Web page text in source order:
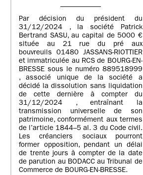
Par décision du président du
31/12/2024 , la société Patrick
Bertrand SASU, au capital de 5000 €
située au 21 rue du pré aux
bouvreuils 01480 JASSANS-RIOTTIER
et immatriculée au RCS de BOURG-EN-
BRESSE sous le numéro 889518999
, associé unique de la société a
décidé la dissolution sans liquidation
de cette dernière à compter du
31/12/2024 , entraînant la
transmission universelle de son
patrimoine, conformément aux termes
de l’article 1844–5 al. 3 du Code civil.
Les créanciers sociaux pourront
former opposition, pendant un délai
de trente jours à compter de la date
de parution au BODACC au Tribunal de
Commerce de BOURG-EN-BRESSE.